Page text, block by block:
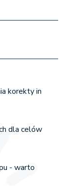
korekty in
dla celów
- warto